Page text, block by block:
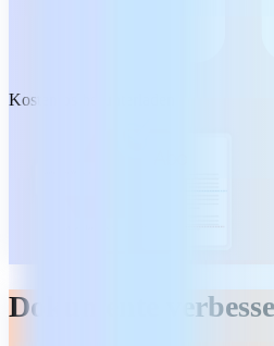
Kostenlos herunterladen
Dokumente